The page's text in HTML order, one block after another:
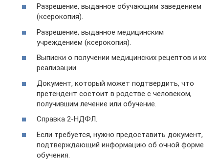
Разрешение, выданное обучающим заведением
(ксерокопия).
Разрешение, выданное медицинским
учреждением (ксерокопия).
Выписки о получении медицинских рецептов и их
реализации.
Документ, который может подтвердить, что
претендент состоит в родстве с человеком,
получившим лечение или обучение.
Справка 2-НДФЛ.
Если требуется, нужно предоставить документ,
подтверждающий информацию об очной форме
обучения.